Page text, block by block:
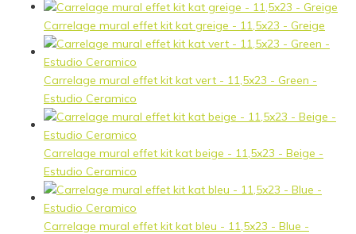
Carrelage mural effet kit kat greige - 11,5x23 - Greige
Carrelage mural effet kit kat vert - 11,5x23 - Green -
Estudio Ceramico
Carrelage mural effet kit kat beige - 11,5x23 - Beige -
Estudio Ceramico
Carrelage mural effet kit kat bleu - 11,5x23 - Blue -